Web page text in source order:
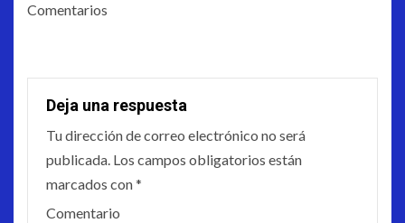
Comentarios
Deja una respuesta
Tu dirección de correo electrónico no será
publicada. Los campos obligatorios están
marcados con*
Comentario